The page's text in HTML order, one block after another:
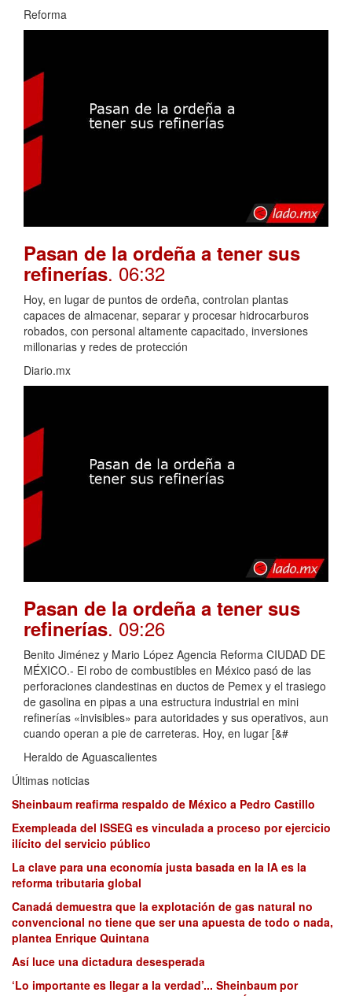
Reforma
Pasan de la ordeña a tener sus
refinerías. 06:32
Hoy, en lugar de puntos de ordeña, controlan plantas
capaces de almacenar, separar y procesar hidrocarburos
robados, con personal altamente capacitado, inversiones
millonarias y redes de protección
Diario.mx
Pasan de la ordeña a tener sus
refinerías. 09:26
Benito Jiménez y Mario López Agencia Reforma CIUDAD DE
MÉXICO.- El robo de combustibles en México pasó de las
perforaciones clandestinas en ductos de Pemex y el trasiego
de gasolina en pipas a una estructura industrial en mini
refinerías «invisibles» para autoridades y sus operativos, aun
cuando operan a pie de carreteras. Hoy, en lugar [&#
Heraldo de Aguascalientes
Últimas noticias
Sheinbaum reafirma respaldo de México a Pedro Castillo
Exempleada del ISSEG es vinculada a proceso por ejercicio
ilícito del servicio público
La clave para una economía justa basada en la IA es la
reforma tributaria global
Canadá demuestra que la explotación de gas natural no
convencional no tiene que ser una apuesta de todo o nada,
plantea Enrique Quintana
Así luce una dictadura desesperada
‘Lo importante es llegar a la verdad’... Sheinbaum por